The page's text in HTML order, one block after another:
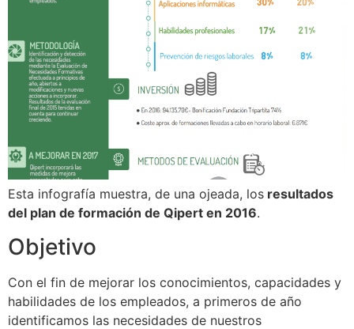
Esta infografía muestra, de una ojeada, los resultados
del plan de formación de Qipert en 2016.
Objetivo
Con el fin de mejorar los conocimientos, capacidades y
habilidades de los empleados, a primeros de año
identificamos las necesidades de nuestros